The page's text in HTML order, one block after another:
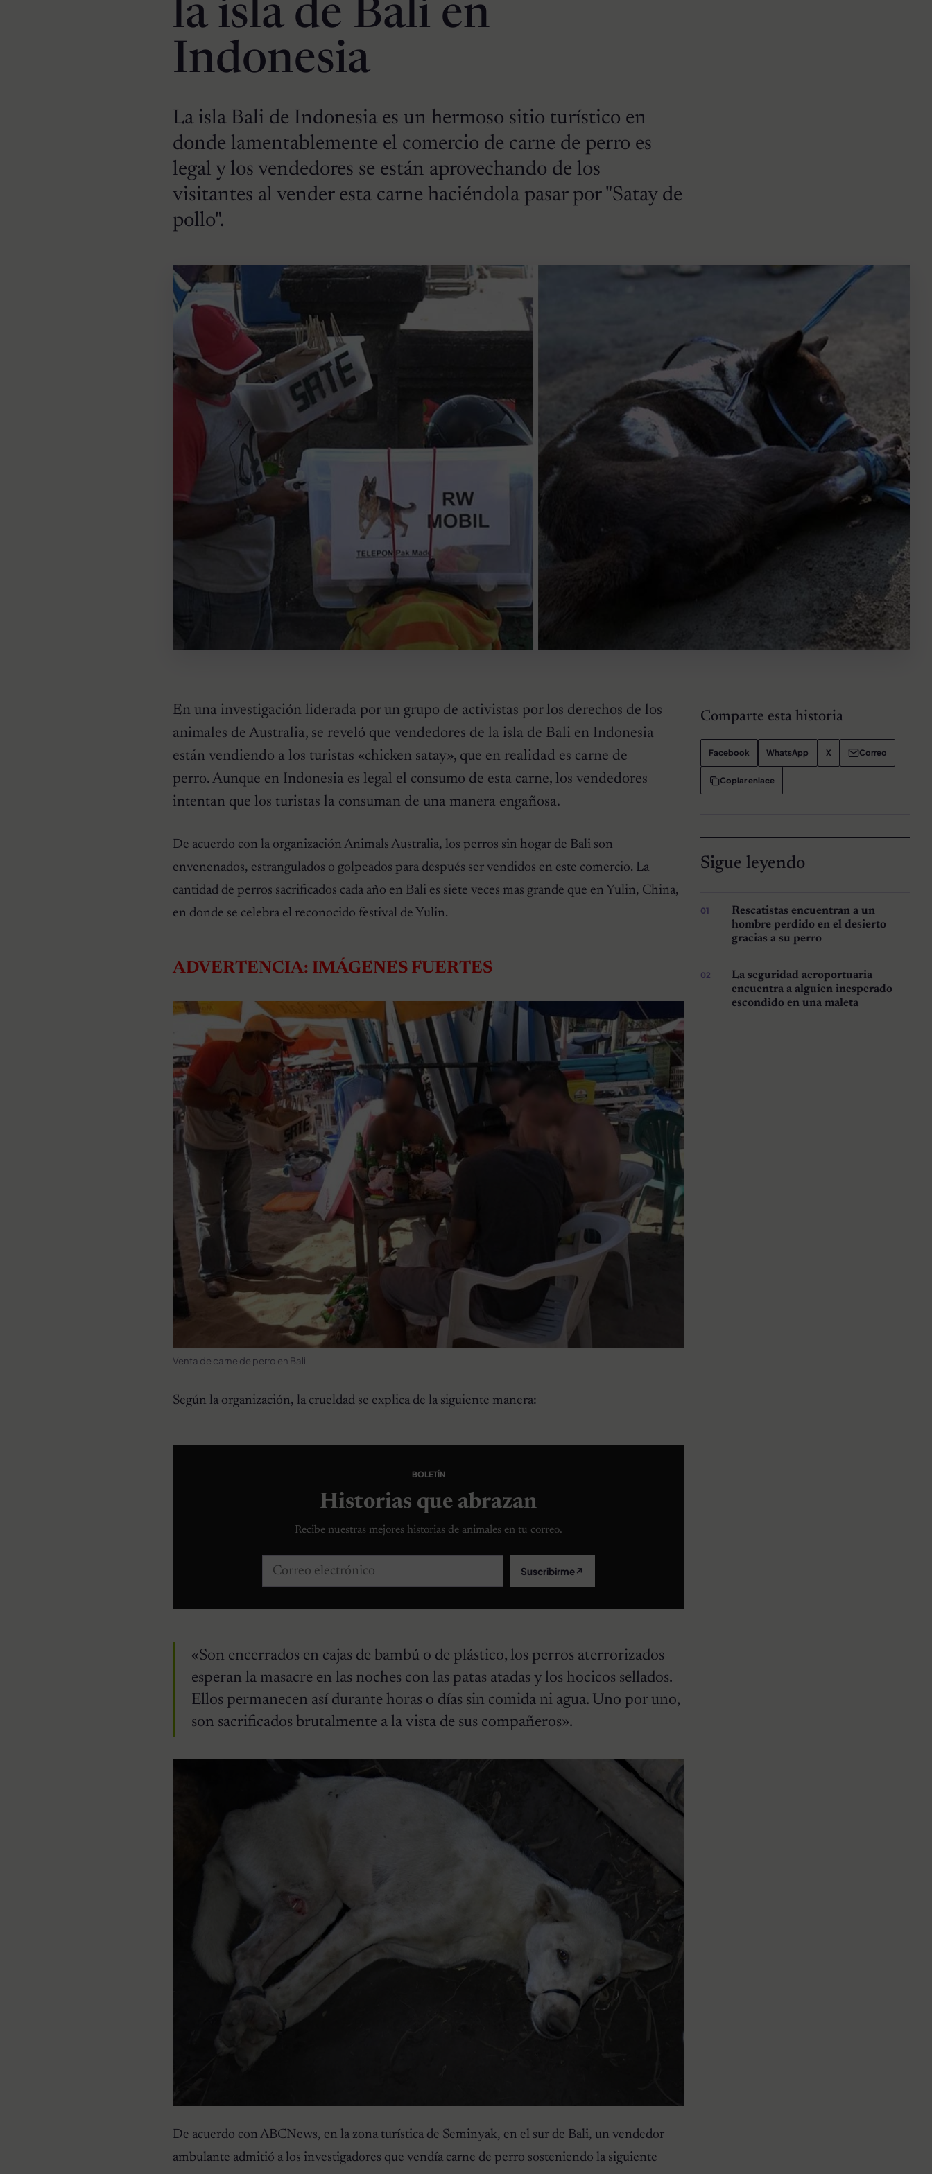
la isla de Bali en
Indonesia
La isla Bali de Indonesia es un hermoso sitio turístico en
donde lamentablemente el comercio de carne de perro es
legal y los vendedores se están aprovechando de los
visitantes al vender esta carne haciéndola pasar por "Satay de
pollo".
En una investigación liderada por un grupo de activistas por los derechos de los
animales de Australia, se reveló que vendedores de la isla de Bali en Indonesia
están vendiendo a los turistas «chicken satay», que en realidad es carne de
perro. Aunque en Indonesia es legal el consumo de esta carne, los vendedores
intentan que los turistas la consuman de una manera engañosa.
De acuerdo con la organización Animals Australia, los perros sin hogar de Bali son
envenenados, estrangulados o golpeados para después ser vendidos en este comercio. La
cantidad de perros sacrificados cada año en Bali es siete veces mas grande que en Yulin, China,
en donde se celebra el reconocido festival de Yulin.
ADVERTENCIA: IMÁGENES FUERTES
Venta de carne de perro en Bali
Según la organización, la crueldad se explica de la siguiente manera:
BOLETÍN
Historias que abrazan
Recibe nuestras mejores historias de animales en tu correo.
Correo electrónico Suscribirme↗
«Son encerrados en cajas de bambú o de plástico, los perros aterrorizados
esperan la masacre en las noches con las patas atadas y los hocicos sellados.
Ellos permanecen así durante horas o días sin comida ni agua. Uno por uno,
son sacrificados brutalmente a la vista de sus compañeros».
De acuerdo con ABCNews, en la zona turística de Seminyak, en el sur de Bali, un vendedor
ambulante admitió a los investigadores que vendía carne de perro sosteniendo la siguiente
Comparte esta historia
Facebook WhatsApp X Correo
Copiar enlace
Sigue leyendo
Rescatistas encuentran a un
hombre perdido en el desierto
gracias a su perro
La seguridad aeroportuaria
encuentra a alguien inesperado
escondido en una maleta